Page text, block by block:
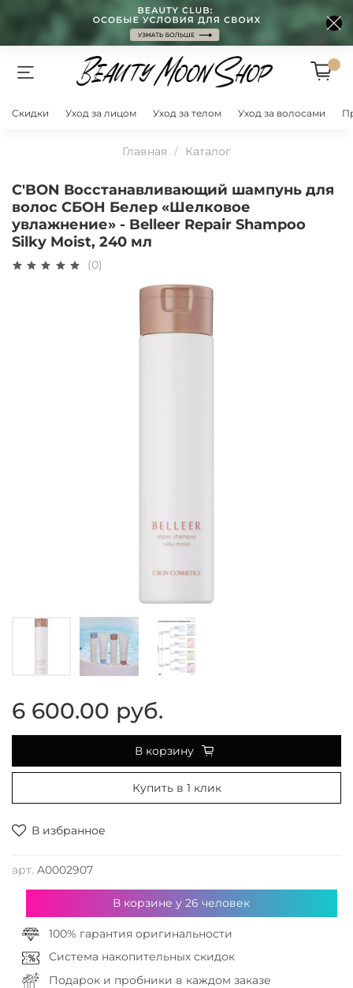
Скидки Уход за лицом Уход за телом Уход за волосами
Главная Каталог
C'BON Восстанавливающий шампунь для
волос СБОН Белер «Шелковое
увлажнение» - Belleer Repair Shampoo
Silky Moist, 240 мл
(0)
В избранное
арт. A0002907
6 600.00 руб.
В корзину
Купить в 1 клик
В корзине у26 человек
100% гарантия оригинальности
Система накопительных скидок
Подарок и пробники в каждом заказе